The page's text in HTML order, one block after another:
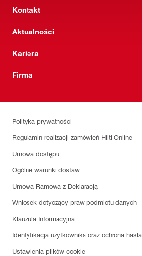
Kontakt
Aktualności
Kariera
Firma
Polityka prywatności
Regulamin realizacji zamówień Hilti Online
Umowa dostępu
Ogólne warunki dostaw
Umowa Ramowa z Deklaracją
Wniosek dotyczący praw podmiotu danych
Klauzula Informacyjna
Identyfikacja użytkownika oraz ochrona hasła
Ustawienia plików cookie